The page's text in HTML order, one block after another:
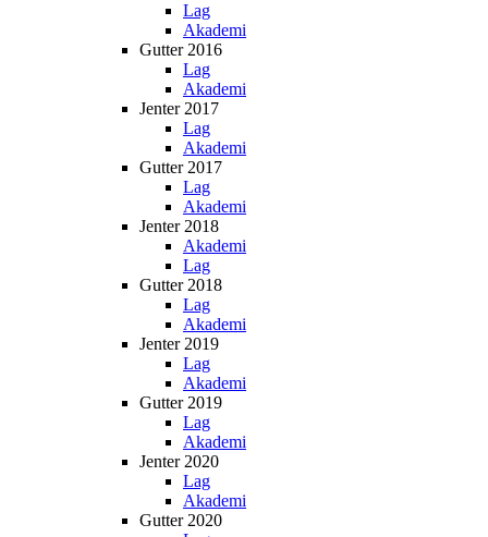
Lag
Akademi
Gutter 2016
Lag
Akademi
Jenter 2017
Lag
Akademi
Gutter 2017
Lag
Akademi
Jenter 2018
Akademi
Lag
Gutter 2018
Lag
Akademi
Jenter 2019
Lag
Akademi
Gutter 2019
Lag
Akademi
Jenter 2020
Lag
Akademi
Gutter 2020